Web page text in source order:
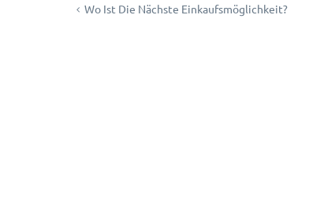
Beitragsnavigation
Wo Ist Die Nächste Einkaufsmöglichkeit?